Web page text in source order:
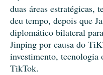
duas áreas estratégicas,
deu tempo, depois que
diplomático bilateral
Jinping por causa do
investimento, tecnologia
TikTok.